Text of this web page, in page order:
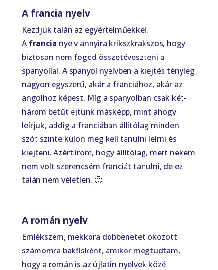
A francia nyelv
Kezdjük talán az egyértelműekkel.
Afrancia nyelv annyira krikszkrakszos, hogy
biztosan nem fogod összetéveszteni a
spanyollal. A spanyol nyelvben a kiejtés tényleg
nagyon egyszerű, akár a franciához, akár az
angolhoz képest. Míg a spanyolban csak két-
három betűt ejtünk másképp, mint ahogy
leírjuk, addig a franciában állítólag minden
szót szinte külön meg kell tanulni leírni és
kiejteni. Azért írom, hogy állítólag, mert nekem
nem volt szerencsém franciát tanulni, de ez
talán nem véletlen. 🙂
A román nyelv
Emlékszem, mekkora döbbenetet okozott
számomra bakfisként, amikor megtudtam,
hogy a román is az újlatin nyelvek közé